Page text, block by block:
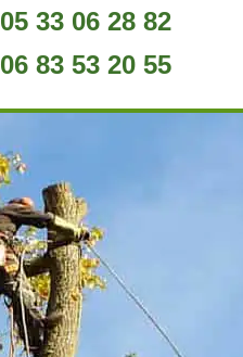
05 33 06 28 82
06 83 53 20 55